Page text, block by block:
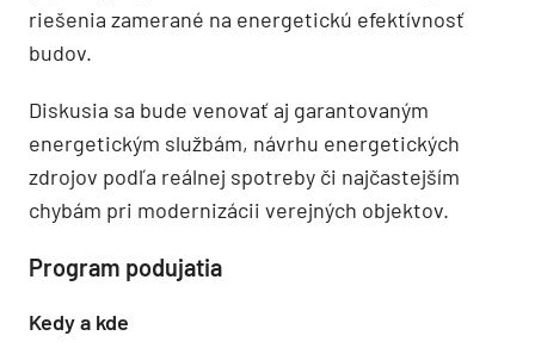
riešenia zamerané na energetickú efektívnosť
budov.
Diskusia sa bude venovať aj garantovaným
energetickým službám, návrhu energetických
zdrojov podľa reálnej spotreby či najčastejším
chybám pri modernizácii verejných objektov.
Program podujatia
Kedy a kde